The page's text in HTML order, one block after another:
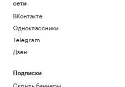
сети
ВКонтакте
Одноклассники
Telegram
Дзен
Подписки
Скрыть баннеры